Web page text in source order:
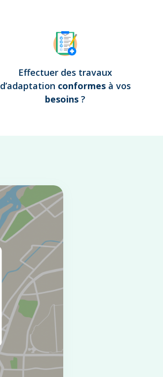
Effectuer des travaux
d’adaptation conformes à vos
besoins ?